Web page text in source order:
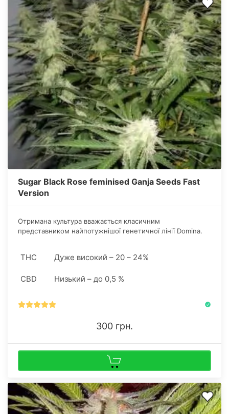
Sugar Black Rose feminised Ganja Seeds Fast
Version
Отримана культура вважається класичним
представником найпотужнішої генетичної лінії Domina.
THC Дуже високий – 20 – 24%
CBD Низький – до 0,5 %
300 грн.